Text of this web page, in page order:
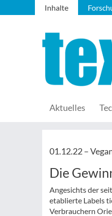
Inhalte
Aktuelles
01.12.22 –
Die
Angesichts der
etablierte Labels
Verbrauchern